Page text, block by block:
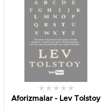
Aforizmalar - Lev Tolstoy
★ ★ ★ ★ ★